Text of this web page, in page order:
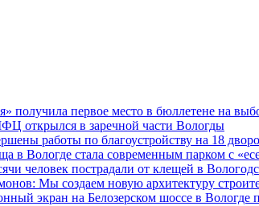
получила первое место в бюллетене на
открылся в заречной части Вологды
работы по благоустройству на 18
в Вологде стала современным парком с
человек пострадали от клещей в
Мы создаем новую архитектуру
экран на Белозерском шоссе в Вологде